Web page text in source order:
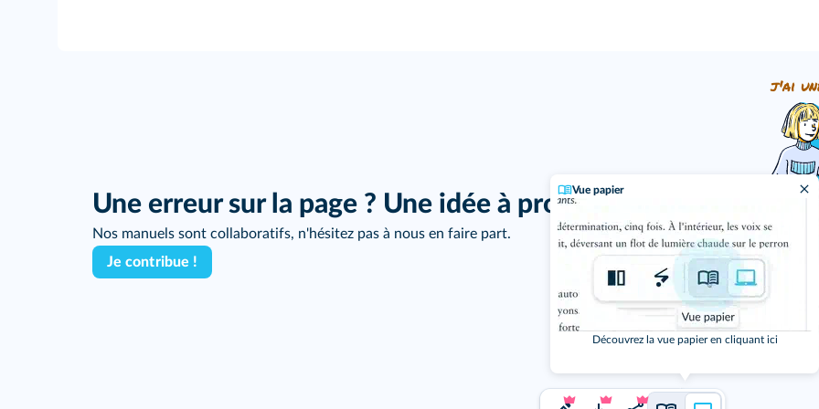
Vue papier
Découvrez la vue papier en cliquant ici
Une erreur sur la page ? Une idée à proposer ?
Nos manuels sont collaboratifs, n'hésitez pas à nous en faire part.
Je contribue !
j'ai